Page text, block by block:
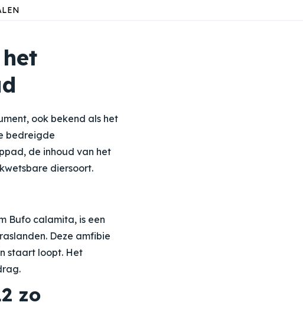
ook bekend als het
bedreigde
de inhoud van het
diersoort.
Bufo calamita, is een
Deze amfibie
staart loopt. Het
zo